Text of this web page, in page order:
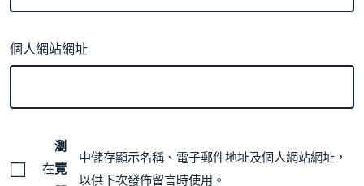
個人網站網址
在
瀏
覽
中儲存顯示名稱、電子郵件地址及個人網站網址，
以供下次發佈留言時使用。